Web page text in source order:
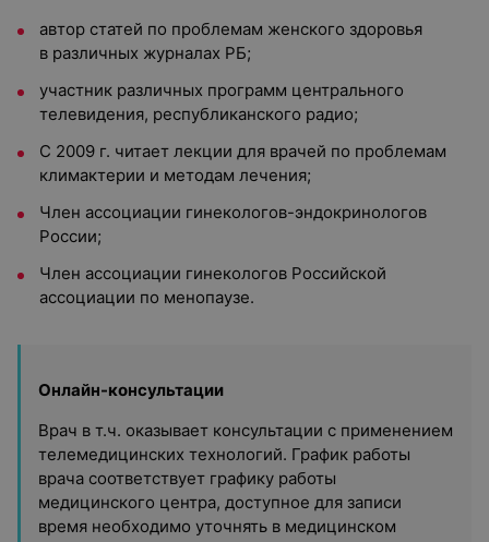
автор статей по проблемам женского здоровья
в различных журналах РБ;
участник различных программ центрального
телевидения, республиканского радио;
С 2009 г. читает лекции для врачей по проблемам
климактерии и методам лечения;
Член ассоциации гинекологов-эндокринологов
России;
Член ассоциации гинекологов Российской
ассоциации по менопаузе.
Онлайн-консультации
Врач в т.ч. оказывает консультации с применением
телемедицинских технологий. График работы
врача соответствует графику работы
медицинского центра, доступное для записи
время необходимо уточнять в медицинском